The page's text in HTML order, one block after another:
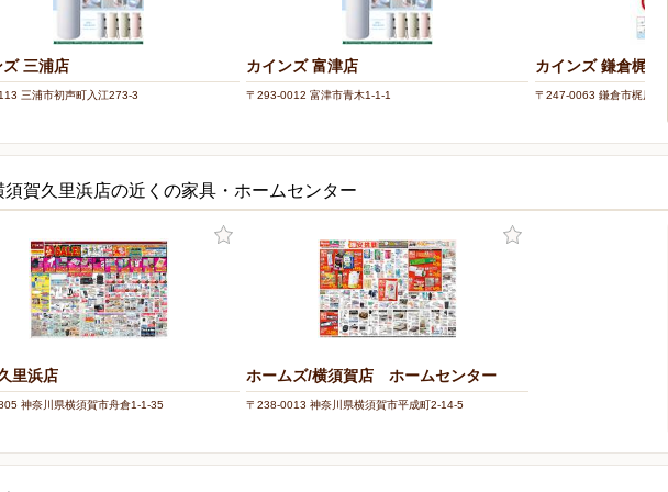
ズ 三浦店
三浦市初声町入江273-3
カインズ 富津店
〒293-0012 富津市青木1-1-1
カインズ 鎌倉梶原店
〒247-0063 鎌倉市梶原200
須賀久里浜店の近くの家具・ホームセンター
里浜店
神奈川県横須賀市舟倉1-1-35
ホームズ/横須賀店 ホームセンター
〒238-0013 神奈川県横須賀市平成町2-14-5